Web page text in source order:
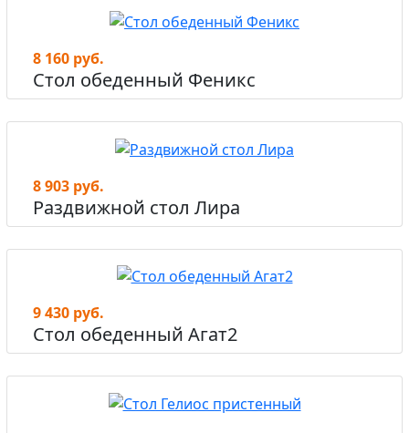
8 160 руб.
Стол обеденный Феникс
8 903 руб.
Раздвижной стол Лира
9 430 руб.
Стол обеденный Агат2